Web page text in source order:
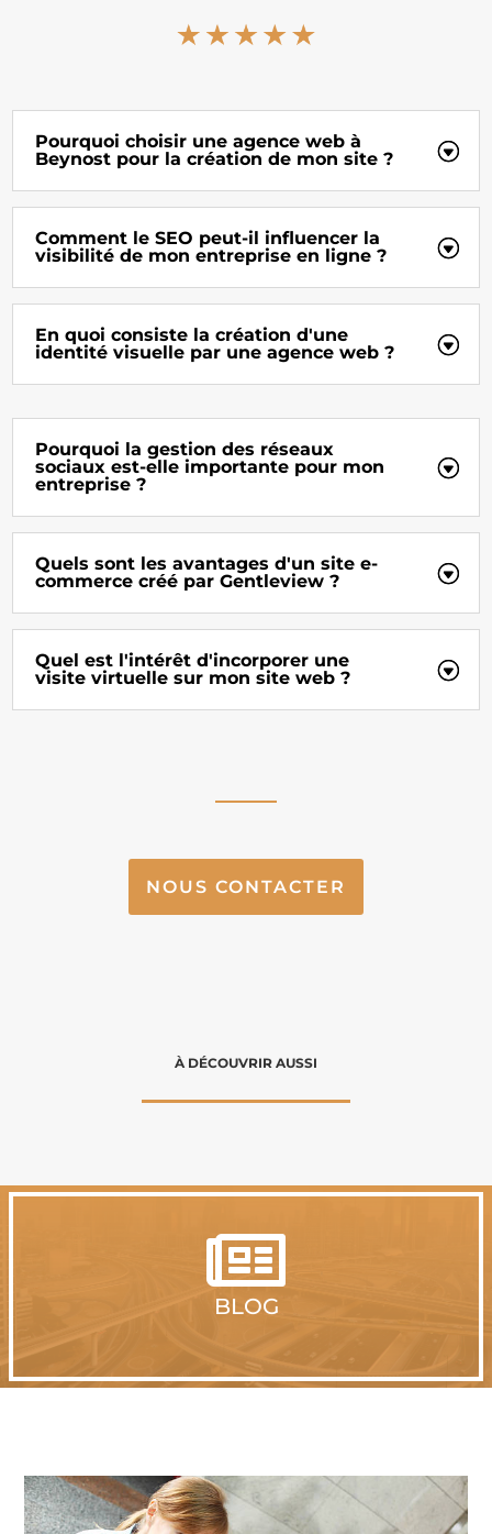
Pourquoi choisir une agence web à
Beynost pour la création de mon site ?
Comment le SEO peut-il influencer la
visibilité de mon entreprise en ligne ?
En quoi consiste la création d'une
identité visuelle par une agence web ?
Pourquoi la gestion des réseaux
sociaux est-elle importante pour mon
entreprise ?
Quels sont les avantages d'un site e-
commerce créé par Gentleview ?
Quel est l'intérêt d'incorporer une
visite virtuelle sur mon site web ?
NOUS CONTACTER
À DÉCOUVRIR AUSSI

BLOG